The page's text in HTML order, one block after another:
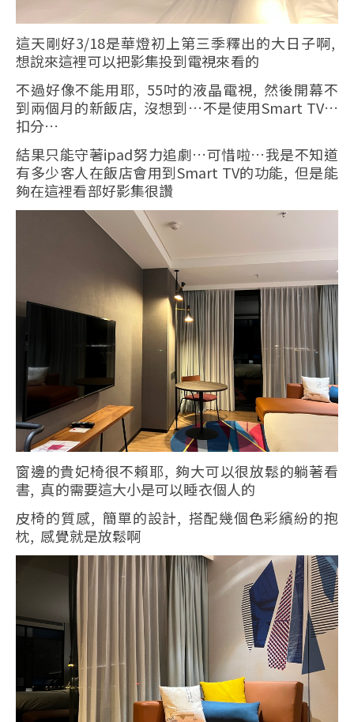
這天剛好3/18是華燈初上第三季釋出的大日子啊,
想說來這裡可以把影集投到電視來看的
不過好像不能用耶, 55吋的液晶電視, 然後開幕不
到兩個月的新飯店, 沒想到…不是使用Smart TV…
扣分…
結果只能守著ipad努力追劇…可惜啦…我是不知道
有多少客人在飯店會用到Smart TV的功能, 但是能
夠在這裡看部好影集很讚
窗邊的貴妃椅很不賴耶, 夠大可以很放鬆的躺著看
書, 真的需要這大小是可以睡衣個人的
皮椅的質感, 簡單的設計, 搭配幾個色彩繽紛的抱
枕, 感覺就是放鬆啊